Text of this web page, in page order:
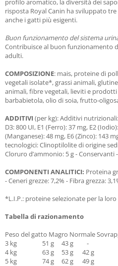
profilo aromatico, la diversità dei
risposta Royal Canin ha sviluppato
anche i gatti più esigenti.
Buon funzionamento del sistema
Contribuisce al buon funzionamento
adulti.
COMPOSIZIONE: mais, proteine di
vegetali isolate*, grassi animali,
animali, fibre vegetali, lieviti e
barbabietola, olio di soia, frutto-
ADDITIVI (per kg): Additivi
D3: 800 UI, E1 (Ferro): 37 mg, E2
(Manganese): 48 mg, E6 (Zinco): 143
tecnologici: Clinoptilolite di origine
Cloruro d’ammonio: 5 g - Conservanti
COMPONENTI ANALITICI: Proteina
- Ceneri grezze: 7,2% - Fibra grezza:
*L.I.P.: proteine selezionate per la
Tabella di razionamento
Peso del gatto Magro Normale
3 kg 51 g 43 g -
4 kg 63 g 53 g 42 g
5 kg 74 g 62 g 49 g